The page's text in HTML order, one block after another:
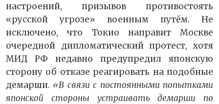
настроений, призывов противостоять
«русской угрозе» военным путём. Не
исключено, что Токио направит Москве
очередной дипломатический протест, хотя
МИД РФ недавно предупредил японскую
сторону об отказе реагировать на подобные
демарши. «В связи с постоянными попытками
японской стороны устраивать демарши по